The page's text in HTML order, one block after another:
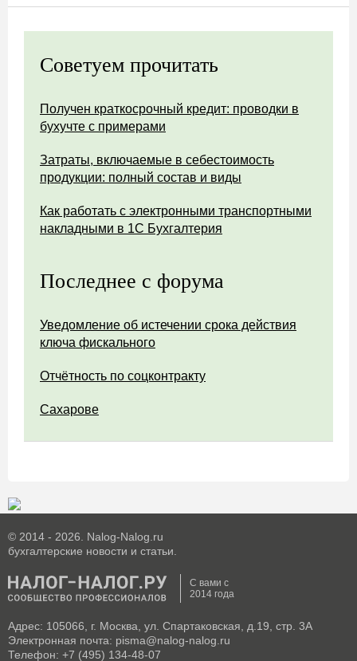
Советуем прочитать
Получен краткосрочный кредит: проводки в
бухучте с примерами
Затраты, включаемые в себестоимость
продукции: полный состав и виды
Как работать с электронными транспортными
накладными в 1С Бухгалтерия
Последнее с форума
Уведомление об истечении срока действия
ключа фискального
Отчётность по соцконтракту
Сахарове
© 2014 - 2026. Nalog-Nalog.ru
бухгалтерские новости и статьи.
С вами с
2014 года
Адрес: 105066, г. Москва, ул. Спартаковская, д.19, стр. 3А
Электронная почта: pisma@nalog-nalog.ru
Телефон: +7 (495) 134-48-07